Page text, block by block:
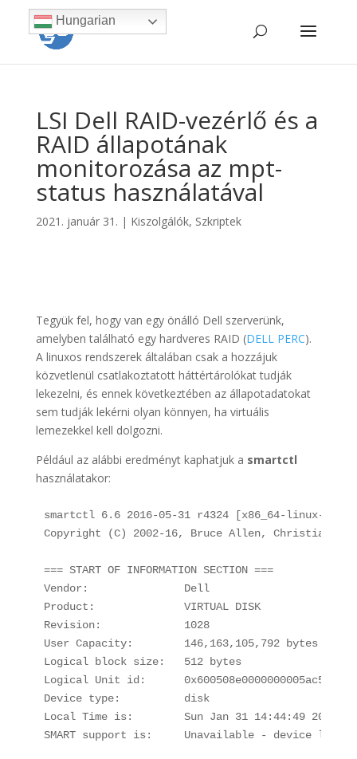
LSI Dell RAID-vezérlő és a
RAID állapotának
monitorozása az mpt-
status használatával
2021. január 31. | Kiszolgálók, Szkriptek
Tegyük fel, hogy van egy önálló Dell szerverünk,
amelyben található egy hardveres RAID (DELL PERC).
A linuxos rendszerek általában csak a hozzájuk
közvetlenül csatlakoztatott háttértárolókat tudják
lekezelni, és ennek következtében az állapotadatokat
sem tudják lekérni olyan könnyen, ha virtuális
lemezekkel kell dolgozni.
Például az alábbi eredményt kaphatjuk a smartctl
használatakor:
smartctl 6.6 2016-05-31 r4324 [x86_64-linux-
Copyright (C) 2002-16, Bruce Allen, Christian
=== START OF INFORMATION SECTION ===
Vendor:               Dell
Product:              VIRTUAL DISK
Revision:             1028
User Capacity:        146,163,105,792 bytes [146
Logical block size:   512 bytes
Logical Unit id:
Device type:          disk
Local Time is:        Sun Jan 31 14:44:49 2021
SMART support is:     Unavailable - device lacks
Hungarian